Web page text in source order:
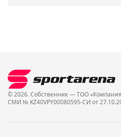
© 2026. Собственник — ТОО
СМИ № KZ40VPY00080595-СИ от